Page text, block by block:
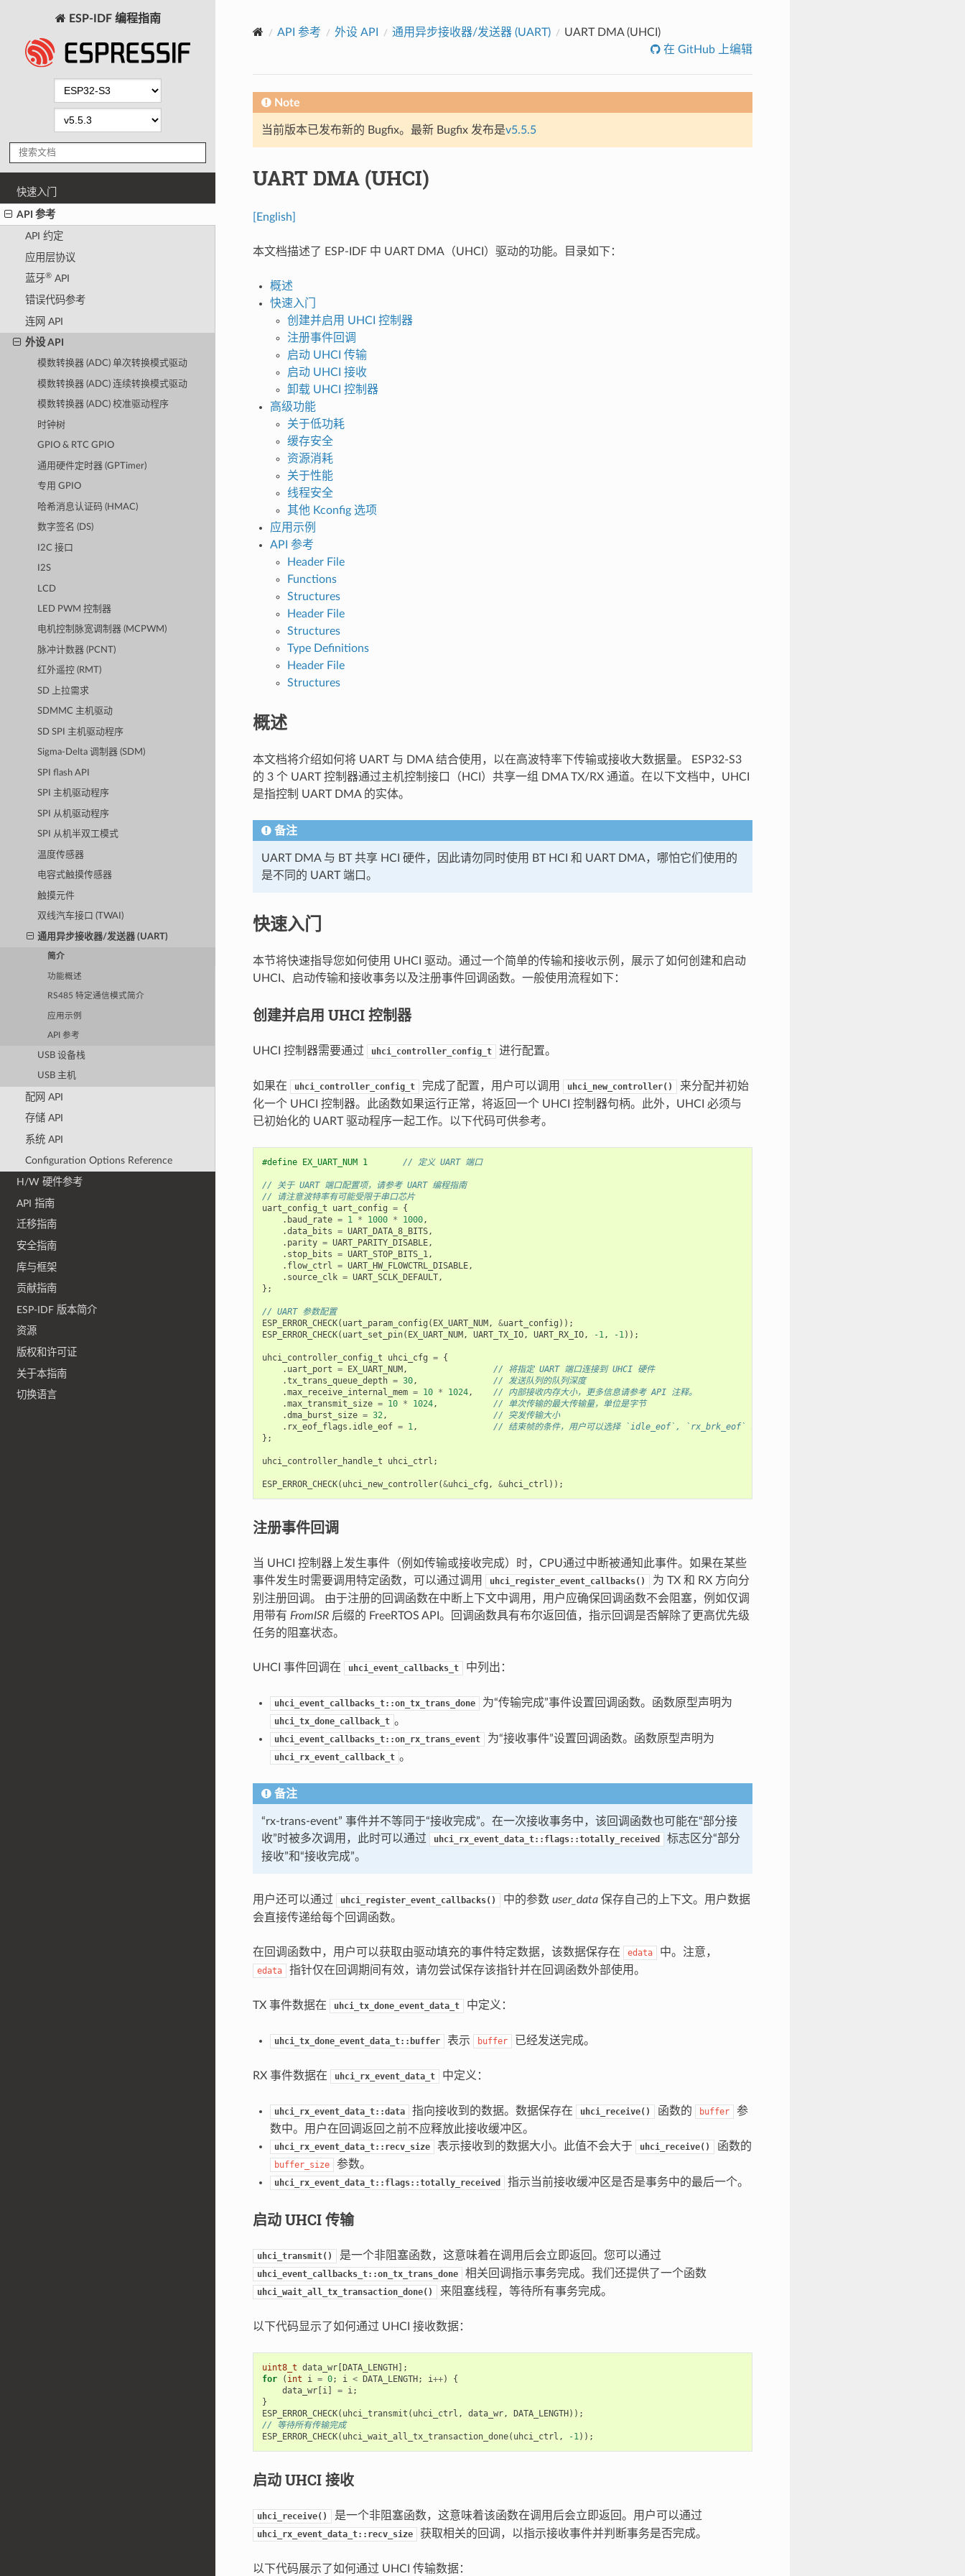
ESP-IDF 编程指南
快速入门
API 参考
API 约定
应用层协议
蓝牙®API
错误代码参考
连网 API
外设 API
模数转换器 (ADC) 单次转换模式驱动
模数转换器 (ADC) 连续转换模式驱动
模数转换器 (ADC) 校准驱动程序
时钟树
GPIO & RTC GPIO
通用硬件定时器 (GPTimer)
专用 GPIO
哈希消息认证码 (HMAC)
数字签名 (DS)
I2C 接口
I2S
LCD
LED PWM 控制器
电机控制脉宽调制器 (MCPWM)
脉冲计数器 (PCNT)
红外遥控 (RMT)
SD 上拉需求
SDMMC 主机驱动
SD SPI 主机驱动程序
Sigma-Delta 调制器 (SDM)
SPI flash API
SPI 主机驱动程序
SPI 从机驱动程序
SPI 从机半双工模式
温度传感器
电容式触摸传感器
触摸元件
双线汽车接口 (TWAI)
通用异步接收器/发送器 (UART)
简介
功能概述
RS485 特定通信模式简介
应用示例
API 参考
USB 设备栈
USB 主机
配网 API
存储 API
系统 API
Configuration Options Reference
H/W 硬件参考
API 指南
迁移指南
安全指南
库与框架
贡献指南
ESP-IDF 版本简介
资源
版权和许可证
关于本指南
切换语言
API 参考 外设 API 通用异步接收器/发送器 (UART)
UART DMA (UHCI)
在 GitHub 上编辑
Note
当前版本已发布新的 Bugfix。最新 Bugfix 发布是v5.5.5
UART DMA (UHCI)
[English]
本文档描述了 ESP-IDF 中 UART DMA（UHCI）驱动的功能。目录如下：
概述
快速入门
创建并启用 UHCI 控制器
注册事件回调
启动 UHCI 传输
启动 UHCI 接收
卸载 UHCI 控制器
高级功能
关于低功耗
缓存安全
资源消耗
关于性能
线程安全
其他 Kconfig 选项
应用示例
API 参考
Header File
Functions
Structures
Header File
Structures
Type Definitions
Header File
Structures
概述
本文档将介绍如何将 UART 与 DMA 结合使用，以在高波特率下传输或接收大数据量。 ESP32-S3
的 3 个 UART 控制器通过主机控制接口（HCI）共享一组 DMA TX/RX 通道。在以下文档中，UHCI
是指控制 UART DMA 的实体。
备注
UART DMA 与 BT 共享 HCI 硬件，因此请勿同时使用 BT HCI 和 UART DMA，哪怕它们使用的
是不同的 UART 端口。
快速入门
本节将快速指导您如何使用 UHCI 驱动。通过一个简单的传输和接收示例，展示了如何创建和启动
UHCI、启动传输和接收事务以及注册事件回调函数。一般使用流程如下：
创建并启用 UHCI 控制器
UHCI 控制器需要通过 uhci_controller_config_t 进行配置。
如果在 uhci_controller_config_t 完成了配置，用户可以调用 uhci_new_controller()
来分配并初始
化一个 UHCI 控制器。此函数如果运行正常，将返回一个 UHCI 控制器句柄。此外，UHCI 必须与
已初始化的 UART 驱动程序一起工作。以下代码可供参考。
#define EX_UART_NUM 1 // 定义 UART 端口
// 关于 UART 端口配置项，请参考 UART 编程指南
// 请注意波特率有可能受限于串口芯片
uart_config_t
uart_config = {
. baud_rate = 1 * 1000 * 1000,
.data_bits = UART_DATA_8_BITS,
. parity = UART_PARITY_DISABLE,
. stop_bits = UART_STOP_BITS_1,
. flow_ctrl = UART_HW_FLOWCTRL_DISABLE,
. source_clk = UART_SCLK_DEFAULT,
};
// UART 参数配置
ESP_ERROR_CHECK( uart_param_config ( EX_UART_NUM, &uart_config ));
ESP_ERROR_CHECK( uart_set_pin( EX_UART_NUM, UART_TX_IO, UART_RX_IO, -1, -1));
uhci_controller_config_t uhci_cfg = {
. uart_port = EX_UART_NUM,
// 将指定 UART 端口连接到 UHCI 硬件
.tx_trans_queue_depth = 30,
// 发送队列的队列深度
.max_receive_internal_mem = 10 * 1024,
// 内部接收内存大小，更多信息请参考 API 注释。
.max_transmit_size = 10 * 1024,
// 单次传输的最大传输量，单位是字节
.dma_burst_size = 32,
// 突发传输大小
. rx_eof_flags . idle_eof = 1,
// 结束帧的条件，用户可以选择 `idle_eof`, `rx_brk_eof` 和 `length_eof`, 关于更多信息请参考 API 注释.
};
uhci_controller_handle_t uhci_ctrl ;
ESP_ERROR_CHECK( uhci_new_controller(&uhci_cfg , &uhci_ctrl ));
注册事件回调
当 UHCI 控制器上发生事件（例如传输或接收完成）时，CPU通过中断被通知此事件。如果在某些
事件发生时需要调用特定函数，可以通过调用
uhci_register_event_callbacks()
为 TX 和 RX 方向分
别注册回调。 由于注册的回调函数在中断上下文中调用，用户应确保回调函数不会阻塞，例如仅调
用带有 FromISR后缀的 FreeRTOS API。回调函数具有布尔返回值，指示回调是否解除了更高优先级
任务的阻塞状态。
UHCI 事件回调在 uhci_event_callbacks_t 中列出：
uhci_event_callbacks_t::on_tx_trans_done 为“传输完成”事件设置回调函数。函数原型声明为
uhci_tx_done_callback_t 。
uhci_event_callbacks_t::on_rx_trans_event 为“接收事件”设置回调函数。函数原型声明为
uhci_rx_event_callback_t 。
备注
“rx-trans-event” 事件并不等同于“接收完成”。在一次接收事务中，该回调函数也可能在“部分接
收”时被多次调用，此时可以通过
uhci_rx_event_data_t::flags::totally_received
标志区分“部分
接收”和“接收完成”。
用户还可以通过 uhci_register_event_callbacks() 中的参数 user_data保存自己的上下文。用户数据
会直接传递给每个回调函数。
在回调函数中，用户可以获取由驱动填充的事件特定数据，该数据保存在 edata 中。注意，
edata 指针仅在回调期间有效，请勿尝试保存该指针并在回调函数外部使用。
TX 事件数据在 uhci_tx_done_event_data_t 中定义：
uhci_tx_done_event_data_t::buffer 表示 buffer 已经发送完成。
RX 事件数据在 uhci_rx_event_data_t 中定义：
uhci_rx_event_data_t::data 指向接收到的数据。数据保存在 uhci_receive() 函数的 buffer
参
数中。用户在回调返回之前不应释放此接收缓冲区。
uhci_rx_event_data_t::recv_size 表示接收到的数据大小。此值不会大于 uhci_receive() 函数的
buffer_size 参数。
uhci_rx_event_data_t::flags::totally_received 指示当前接收缓冲区是否是事务中的最后一个。
启动 UHCI 传输
uhci_transmit() 是一个非阻塞函数，这意味着在调用后会立即返回。您可以通过
uhci_event_callbacks_t::on_tx_trans_done 相关回调指示事务完成。我们还提供了一个函数
uhci_wait_all_tx_transaction_done() 来阻塞线程，等待所有事务完成。
以下代码显示了如何通过 UHCI 接收数据：
uint8_t data_wr[DATA_LENGTH];
for
( int i = 0; i < DATA_LENGTH; i++)
{
data_wr[i] = i;
}
ESP_ERROR_CHECK( uhci_transmit ( uhci_ctrl , data_wr, DATA_LENGTH));
// 等待所有传输完成
ESP_ERROR_CHECK( uhci_wait_all_tx_transaction_done( uhci_ctrl , -1));
启动 UHCI 接收
uhci_receive() 是一个非阻塞函数，这意味着该函数在调用后会立即返回。用户可以通过
uhci_rx_event_data_t::recv_size 获取相关的回调，以指示接收事件并判断事务是否完成。
以下代码展示了如何通过 UHCI 传输数据：